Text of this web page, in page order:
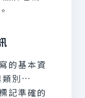
的基本資
類別…
記準確的